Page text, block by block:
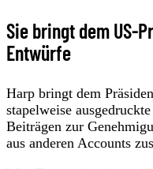
Sie bringt dem US-
Entwürfe
Harp bringt dem
stapelweise
Beiträgen zur
aus anderen Accounts